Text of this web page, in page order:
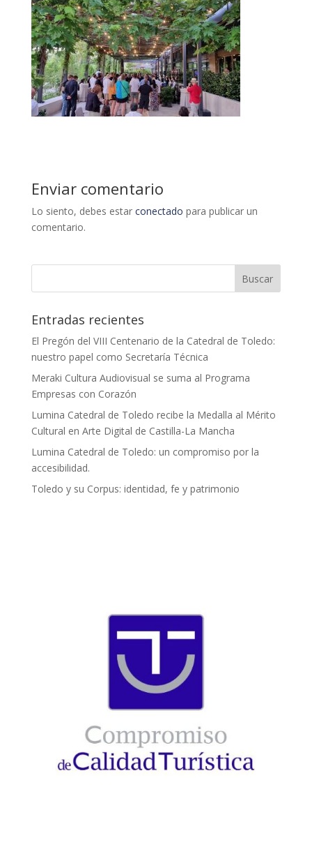
Enviar comentario
Lo siento, debes estar conectado para publicar un
comentario.
Entradas recientes
El Pregón del VIII Centenario de la Catedral de Toledo:
nuestro papel como Secretaría Técnica
Meraki Cultura Audiovisual se suma al Programa
Empresas con Corazón
Lumina Catedral de Toledo recibe la Medalla al Mérito
Cultural en Arte Digital de Castilla-La Mancha
Lumina Catedral de Toledo: un compromiso por la
accesibilidad.
Toledo y su Corpus: identidad, fe y patrimonio